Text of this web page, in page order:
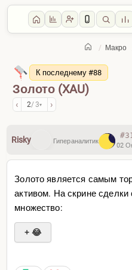
/ Макро
Главная / Макро
Золото (XAU)
‹ 2/ 3▾ ›
К последнему #88
Risky Гипераналитик
#31
02
Золото является самым
активом. На скрине сделки
множество:
+ 😂